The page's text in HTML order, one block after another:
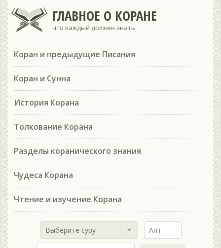
ГЛАВНОЕ О КОРАНЕ
что каждый должен знать
Коран и предыдущие Писания
Коран и Сунна
История Корана
Толкование Корана
Разделы коранического знания
Чудеса Корана
Чтение и изучение Корана
Выберите суру